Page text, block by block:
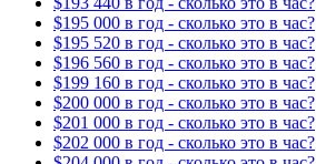
$195 000 в год - сколько это в час?
$195 520 в год - сколько это в час?
$196 560 в год - сколько это в час?
$199 160 в год - сколько это в час?
$200 000 в год - сколько это в час?
$201 000 в год - сколько это в час?
$202 000 в год - сколько это в час?